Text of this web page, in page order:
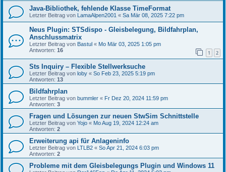
Java-Bibliothek, fehlende Klasse TimeFormat
Letzter Beitrag von LamaAlpen2001 « Sa Mär 08, 2025 7:22 pm
Neus Plugin: STSdispo - Gleisbelegung, Bildfahrplan,
Anschlussmatrix
Letzter Beitrag von Bastul « Mo Mär 03, 2025 1:05 pm
Antworten: 16 1 2
Sts Inquiry – Flexible Stellwerksuche
Letzter Beitrag von loby « So Feb 23, 2025 5:19 pm
Antworten: 13
Bildfahrplan
Letzter Beitrag von bummler « Fr Dez 20, 2024 11:59 pm
Antworten: 3
Fragen und Lösungen zur neuen StwSim Schnittstelle
Letzter Beitrag von Yojo « Mo Aug 19, 2024 12:24 am
Antworten: 2
Erweiterung api für Anlageninfo
Letzter Beitrag von LTLB2 « So Apr 21, 2024 6:03 pm
Antworten: 2
Probleme mit dem Gleisbelegungs Plugin und Windows 11